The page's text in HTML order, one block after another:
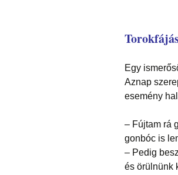
Egy
Aznap
esemény
– Fújtam rá
gonbóc is
– Pedig
és örülnünk